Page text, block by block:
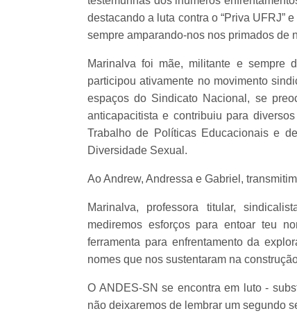
destacando a luta contra o “Priva UFRJ”
sempre amparando-nos nos primados de
Marinalva foi mãe, militante e sempre
participou ativamente no movimento
espaços do Sindicato Nacional, se
anticapacitista e contribuiu para
Trabalho de Políticas Educacionais e
Diversidade Sexual.
Ao Andrew, Andressa e Gabriel,
Marinalva, professora titular,
mediremos esforços para entoar teu
ferramenta para enfrentamento da
nomes que nos sustentaram na
O ANDES-SN se encontra em luto -
não deixaremos de lembrar um segundo